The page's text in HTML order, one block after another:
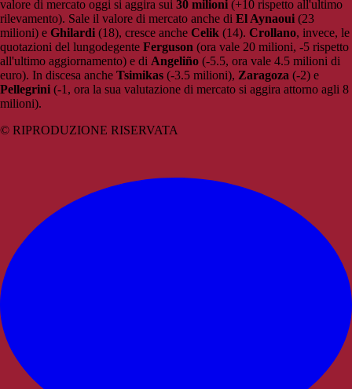
valore di mercato oggi si aggira sui 30 milioni (+10 rispetto all'ultimo
rilevamento). Sale il valore di mercato anche di El Aynaoui (23
milioni) e Ghilardi (18), cresce anche Celik (14). Crollano, invece, le
quotazioni del lungodegente Ferguson (ora vale 20 milioni, -5 rispetto
all'ultimo aggiornamento) e di Angeliño (-5.5, ora vale 4.5 milioni di
euro). In discesa anche Tsimikas (-3.5 milioni), Zaragoza (-2) e
Pellegrini (-1, ora la sua valutazione di mercato si aggira attorno agli 8
milioni).
© RIPRODUZIONE RISERVATA